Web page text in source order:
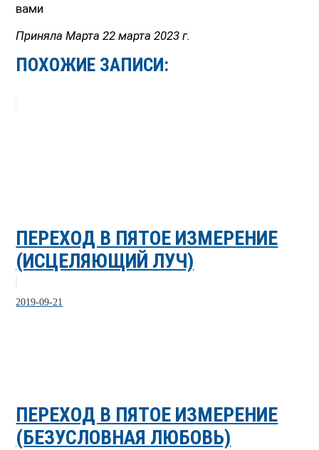
вами
Приняла Марта 22 марта 2023 г.
ПОХОЖИЕ ЗАПИСИ:
ПЕРЕХОД В ПЯТОЕ ИЗМЕРЕНИЕ
(ИСЦЕЛЯЮЩИЙ ЛУЧ)
2019-09-21
ПЕРЕХОД В ПЯТОЕ ИЗМЕРЕНИЕ
(БЕЗУСЛОВНАЯ ЛЮБОВЬ)